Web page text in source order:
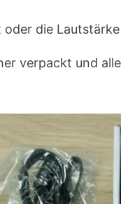
oder die
verpackt und